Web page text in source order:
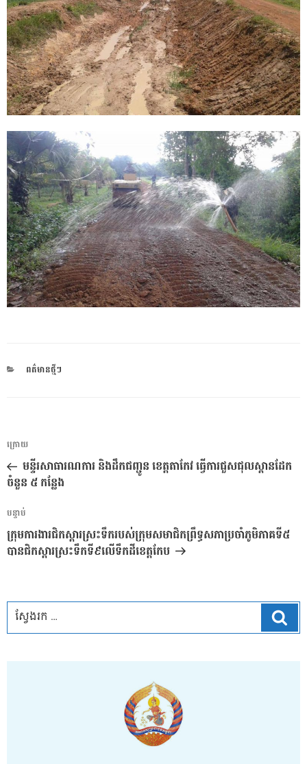
CATEGORIES
ពត៌មានថ្មីៗ
ការ​
នាំទិស​
ប្រកាស
អត្ថបទ
មុន
ក្រោយ
មន្ទីរសាធារណការ និងដឹកជញ្ជូន ខេត្តតាកែវ ធ្វើការជួសជុលស្ពានដែក
ចំនួន ៥ កន្លែង
អត្ថបទ
បន្ទាប់
បន្ទាប់
ក្រុមការងារជិកស្តារស្រះទឹករបស់ក្រុមសមាជិកព្រឹទ្ធសភាប្រចាំភូមិភាគទី៥
បានជិកស្តារស្រះទឹកទី៩លើទឹកដីខេត្តកែប